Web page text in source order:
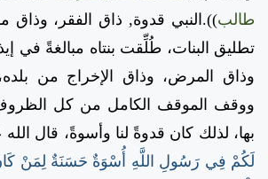
طالب)).النبي قدوة, ذاق الفقر، وذاق
تطليق البنات، طُلِّقت بنتاه مبالغةً في
وذاق المرض، وذاق الإخراج من
ووقف الموقف الكامل من كل
بها، لذلك كان قدوةً لنا وأسوةً، قال
لَكُمْ فِي رَسُولِ اللَّهِ أُسْوَةٌ حَسَنَةٌ لِمَنْ كَانَ